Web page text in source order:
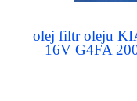
olej filtr oleju
16V G4FA